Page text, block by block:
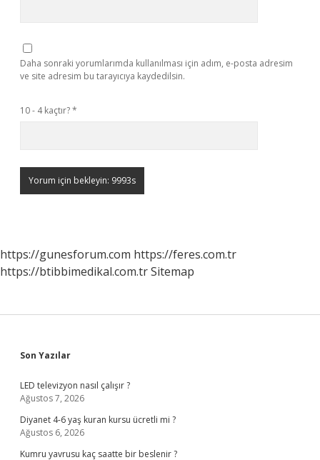
Daha sonraki yorumlarımda kullanılması için adım, e-posta adresim
ve site adresim bu tarayıcıya kaydedilsin.
10 - 4 kaçtır?*
https://gunesforum.com https://feres.com.tr
https://btibbimedikal.com.trSitemap
Sidebar
Son Yazılar
LED televizyon nasıl çalışır ?
Ağustos 7, 2026
Diyanet 4-6 yaş kuran kursu ücretli mi ?
Ağustos 6, 2026
Kumru yavrusu kaç saatte bir beslenir ?